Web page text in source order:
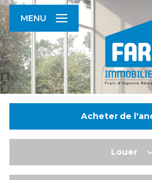
MENU
Acheter de
De l'immo pro
Louer